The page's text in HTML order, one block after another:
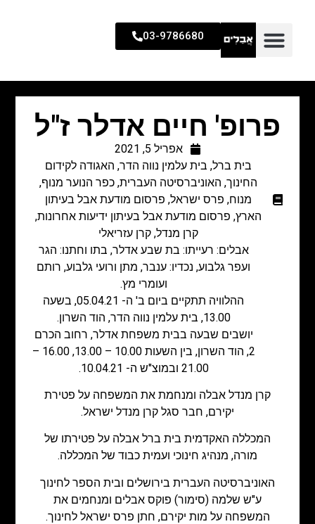
03-9786680
פרופ' חיים אדלר ז"ל
אפריל 5, 2021
בית ברל, בית עלמין נווה הדר, האגודה לקידום
החינוך, האוניברסיטה העברית, כפר הנוער מנוף,
מנוח, פרס ישראל, פרסום מודעת אבל בעיתון
הארץ, פרסום מודעת אבל בעיתון ידיעות אחרונות,
קרן מנדל, קרן עזריאלי
אבלים: רעייתו: בת שבע אדלר, בתו וחתנו: הגר
ועפר גלבוע, נכדיו: ענבר, מתן ורועי גלבוע, רותם
ועומרי מץ.
ההלוויה תתקיים ביום ב' ה- 05.04.21, בשעה
13.00, בית עלמין נווה הדר, הוד השרון.
יושבים שבעה בבית משפחת אדלר, רחוב הכרם
2, הוד השרון, בין השעות 10.00 – 13.00, 16.00 –
21.00 ובמוצ"ש ה- 10.04.21.​
קרן מנדל אבלה ומנחמת את המשפחה על פטירת
יקירם, חבר סגל קרן מנדל ישראל.
המכללה האקדמית בית ברל אבלה על פטירתו של
מורה, מנהיג חינוכי ועמית כבוד של המכללה.
האוניברסיטה העברית בירושלים ובית הספר לחינוך
ע"ש שלמה (סימור) פוקס אבלים ומנחמים את
המשפחה על מות יקירם, חתן פרס ישראל לחינוך.